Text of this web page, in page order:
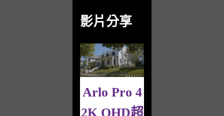
影片分享
Arlo Pro 4
2K QHD超